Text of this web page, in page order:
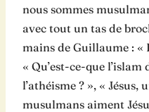
nous sommes
avec tout un tas de
mains de Guillaume : «
« Qu’est-ce-que
l’athéisme ? », « Jésus,
musulmans aiment